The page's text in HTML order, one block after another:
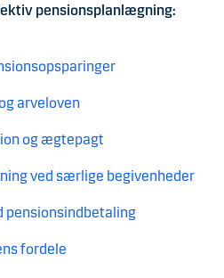
pensionsplanlægning:
arveloven
og ægtepagt
ved særlige begivenheder
pensionsindbetaling
fordele